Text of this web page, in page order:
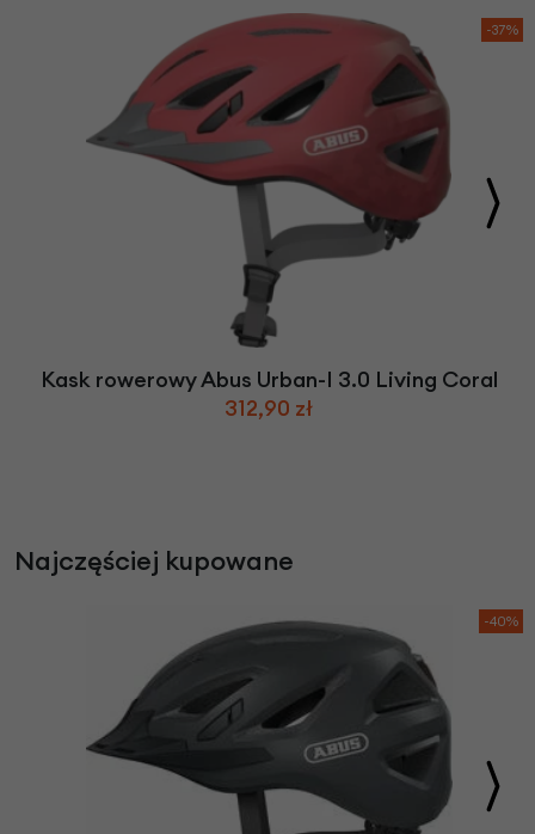
-37%
Kask rowerowy Abus Urban-I 3.0 Living Coral
312,90 zł
Najczęściej kupowane
-40%